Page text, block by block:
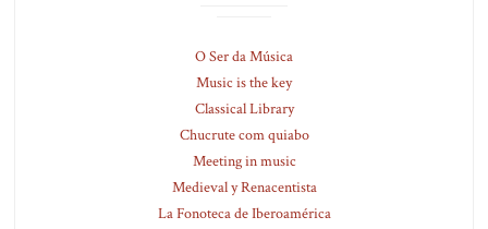
O Ser da Música
Music is the key
Classical Library
Chucrute com quiabo
Meeting in music
Medieval y Renacentista
La Fonoteca de Iberoamérica